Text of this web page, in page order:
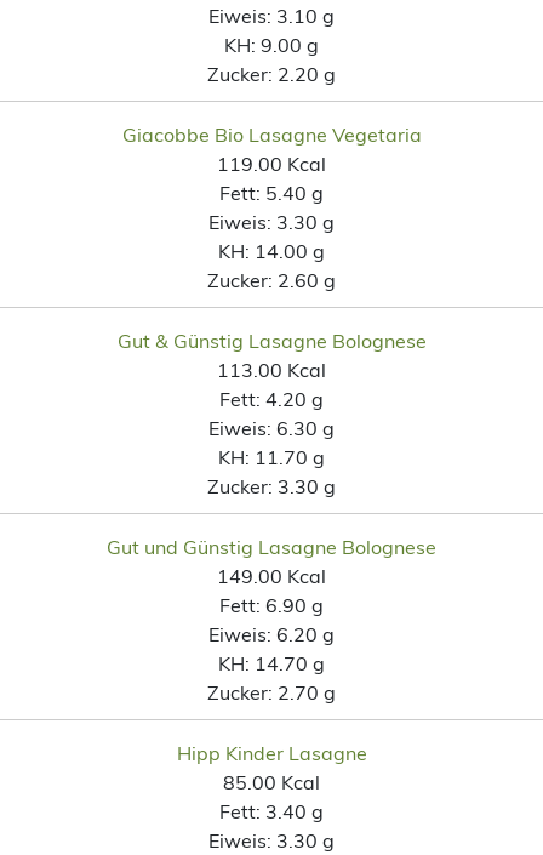
Eiweis: 3.10 g
KH: 9.00 g
Zucker: 2.20 g
Giacobbe Bio Lasagne Vegetaria
119.00 Kcal
Fett: 5.40 g
Eiweis: 3.30 g
KH: 14.00 g
Zucker: 2.60 g
Gut & Günstig Lasagne Bolognese
113.00 Kcal
Fett: 4.20 g
Eiweis: 6.30 g
KH: 11.70 g
Zucker: 3.30 g
Gut und Günstig Lasagne Bolognese
149.00 Kcal
Fett: 6.90 g
Eiweis: 6.20 g
KH: 14.70 g
Zucker: 2.70 g
Hipp Kinder Lasagne
85.00 Kcal
Fett: 3.40 g
Eiweis: 3.30 g